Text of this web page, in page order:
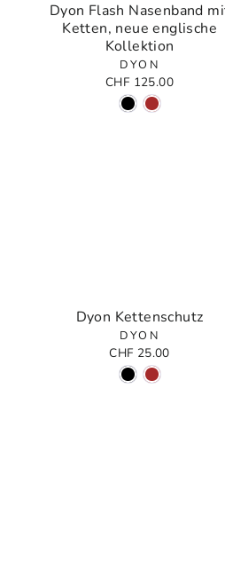
Dyon Flash Nasenband
Ketten, neue englische
Kollektion
DYON
CHF 125.00
Dyon Kettenschutz
DYON
CHF 25.00